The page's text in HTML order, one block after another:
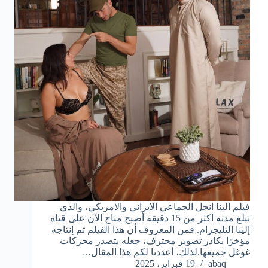
فيلم الينا انجل الجماعي الايراني والامريكي، والذي
تبلغ مدته اكثر من 15 دقيقة أصبح متاح الآن على قناة
إلينا التليجرام. فمن المعروف أن هذا الفيلم تم إنتاجه
مؤخرًا بكادر تصوير محترف، جعله يتصدر محركات
غوغل جميعها.لذلك، أعددنا لكم هذا المقال…
abaq
19 فبراير، 2025